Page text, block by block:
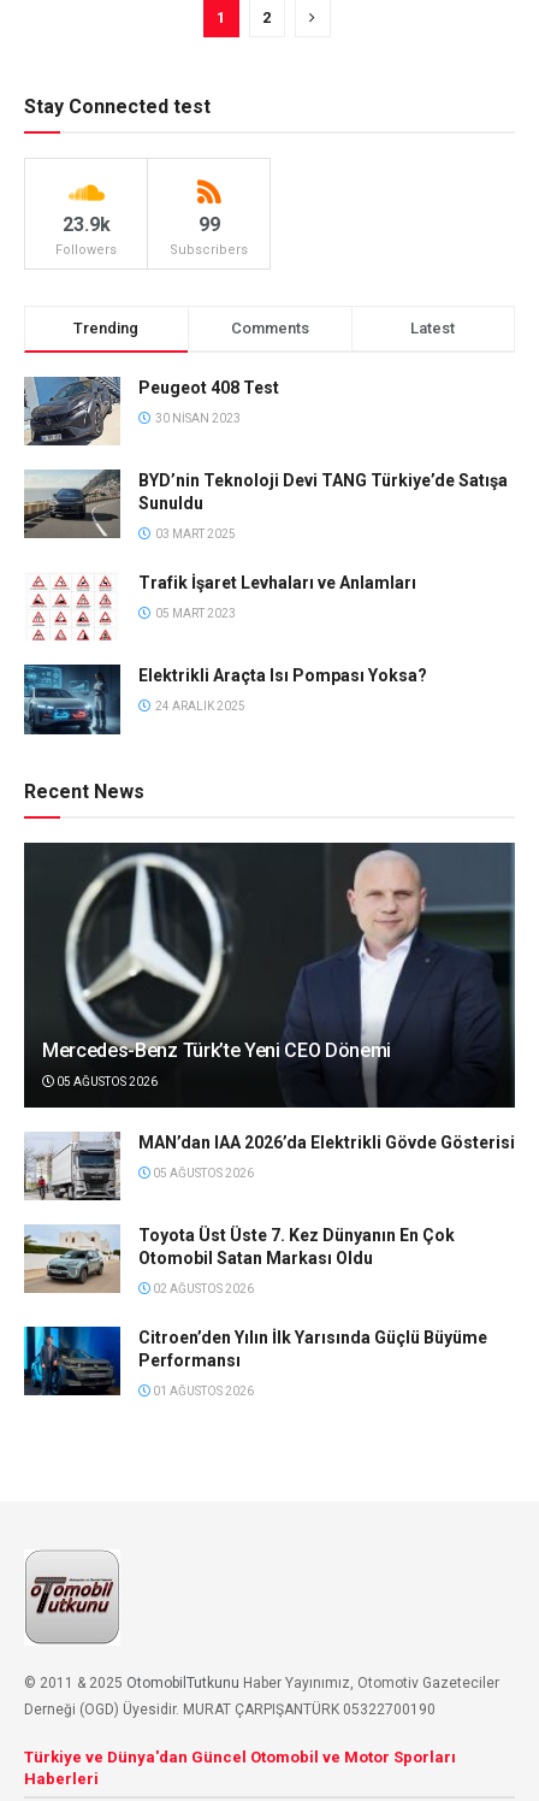
1 2
Stay Connected test
23.9k
Followers
99
Subscribers
Trending Comments Latest
Peugeot 408 Test
30 NISAN 2023
BYD’nin Teknoloji Devi TANG Türkiye’de Satışa
Sunuldu
03 MART 2025
Trafik İşaret Levhaları ve Anlamları
05 MART 2023
Elektrikli Araçta Isı Pompası Yoksa?
24 ARALIK 2025
Recent News
Mercedes-Benz Türk’te Yeni CEO Dönemi
05 AĞUSTOS 2026
MAN’dan IAA 2026’da Elektrikli Gövde Gösterisi
05 AĞUSTOS 2026
Toyota Üst Üste 7. Kez Dünyanın En Çok
Otomobil Satan Markası Oldu
02 AĞUSTOS 2026
Citroen’den Yılın İlk Yarısında Güçlü Büyüme
Performansı
01 AĞUSTOS 2026
© 2011 & 2025 OtomobilTutkunu Haber Yayınımız, Otomotiv Gazeteciler
Derneği (OGD) Üyesidir. MURAT ÇARPIŞANTÜRK 05322700190
Türkiye ve Dünya'dan Güncel Otomobil ve Motor Sporları
Haberleri